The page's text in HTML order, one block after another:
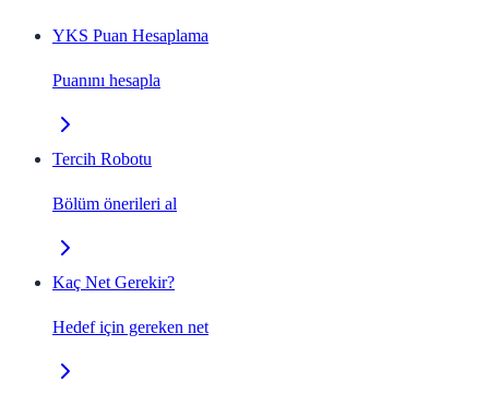
YKS Puan Hesaplama
Puanını hesapla
Tercih Robotu
Bölüm önerileri al
Kaç Net Gerekir?
Hedef için gereken net